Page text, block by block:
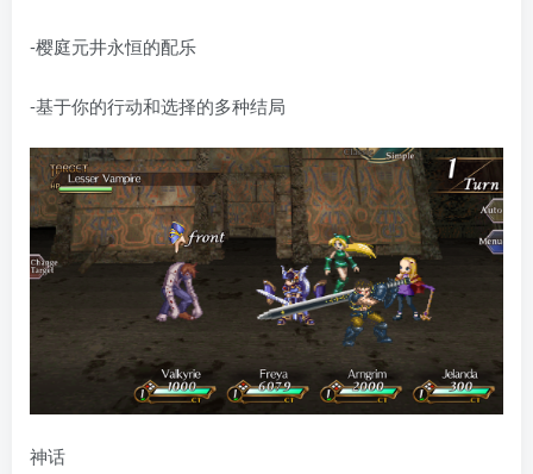
-樱庭元井永恒的配乐
-基于你的行动和选择的多种结局
神话